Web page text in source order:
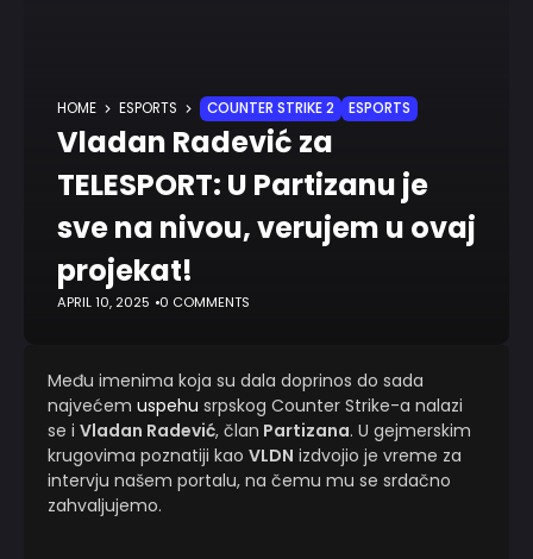
HOME ESPORTS COUNTER STRIKE 2 ESPORTS
Vladan Radević za
TELESPORT: U Partizanu je
sve na nivou, verujem u ovaj
projekat!
APRIL 10, 2025 0 COMMENTS
Među imenima koja su dala doprinos do sada
najvećem uspehu srpskog Counter Strike-a nalazi
se i Vladan Radević, član Partizana. U gejmerskim
krugovima poznatiji kao VLDN izdvojio je vreme za
intervju našem portalu, na čemu mu se srdačno
zahvaljujemo.